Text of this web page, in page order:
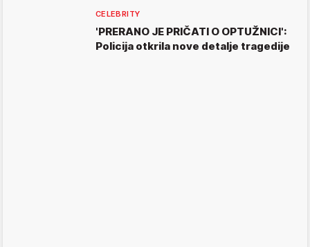
CELEBRITY
'PRERANO JE PRIČATI O OPTUŽNICI':
Policija otkrila nove detalje tragedije